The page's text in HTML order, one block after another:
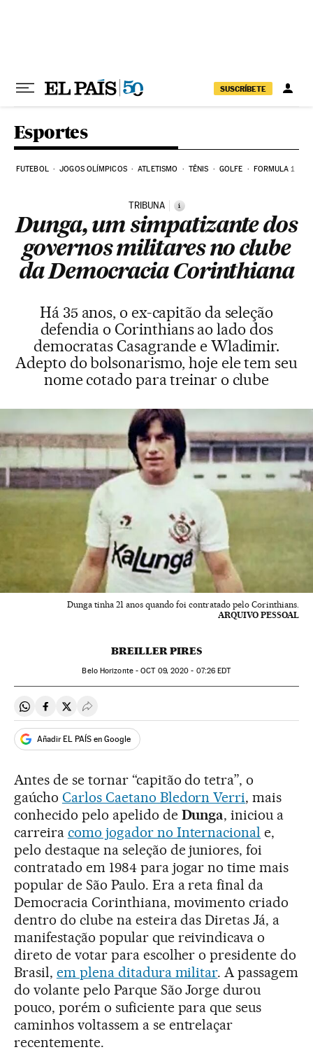
SUSCRÍBETE
Esportes
FUTEBOL JOGOS OLÍMPICOS ATLETISMO TÊNIS GOLFE FORMULA 1
TRIBUNA i
Dunga, um simpatizante dos
governos militares no clube
da Democracia Corinthiana
Há 35 anos, o ex-capitão da seleção
defendia o Corinthians ao lado dos
democratas Casagrande e Wladimir.
Adepto do bolsonarismo, hoje ele tem seu
nome cotado para treinar o clube
Dunga tinha 21 anos quando foi contratado pelo Corinthians.
ARQUIVO PESSOAL
BREILLER PIRES
Belo Horizonte -OCT09, 2020 - 07:26 EDT
Compartir en Whatsapp
Compartir en Facebook
Compartir en Twitter
Desplegar Redes Sociales
Añadir EL PAÍS en Google
Antes de se tornar “capitão do tetra”, o
gaúcho Carlos Caetano Bledorn Verri, mais
conhecido pelo apelido de Dunga, iniciou a
carreira como jogador no Internacional e,
pelo destaque na seleção de juniores, foi
contratado em 1984 para jogar no time mais
popular de São Paulo. Era a reta final da
Democracia Corinthiana, movimento criado
dentro do clube na esteira das Diretas Já, a
manifestação popular que reivindicava o
direto de votar para escolher o presidente do
Brasil, em plena ditadura militar. A passagem
do volante pelo Parque São Jorge durou
pouco, porém o suficiente para que seus
caminhos voltassem a se entrelaçar
recentemente.